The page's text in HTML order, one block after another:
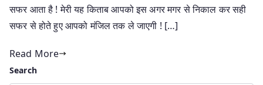
सफर आता है ! मेरी यह किताब आपको इस अगर मगर से निकाल कर सही
सफर से होते हुए आपको मंजिल तक ले जाएगी ! […]
Read More
Search